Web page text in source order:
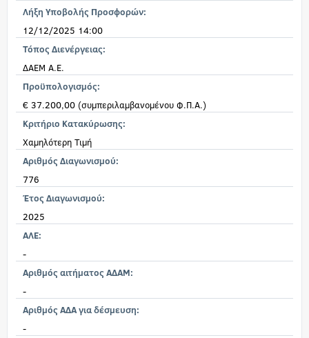
Λήξη Υποβολής Προσφορών:
12/12/2025 14:00
Τόπος Διενέργειας:
ΔΑΕΜ Α.Ε.
Προϋπολογισμός:
€ 37.200,00 (συμπεριλαμβανομένου Φ.Π.Α.)
Κριτήριο Κατακύρωσης:
Χαμηλότερη Τιμή
Αριθμός Διαγωνισμού:
776
Έτος Διαγωνισμού:
2025
ΑΛΕ:
-
Αριθμός αιτήματος ΑΔΑΜ:
-
Αριθμός ΑΔΑ για δέσμευση:
-